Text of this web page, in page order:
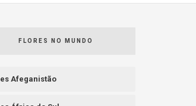
FLORES NO MUNDO
Afeganistão